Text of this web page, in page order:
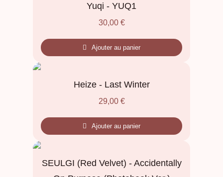
Yuqi - YUQ1
30,00 €
Ajouter au panier
Heize - Last Winter
29,00 €
Ajouter au panier
SEULGI (Red Velvet) - Accidentally